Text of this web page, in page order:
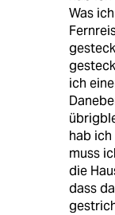
Was
ich
hab
muss
die
dass